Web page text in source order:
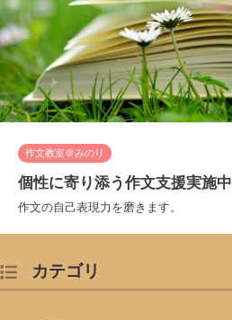
作文教室＠みのり
個性に寄り添う作文支援実施中
作文の自己表現力を磨きます。
カテゴリ